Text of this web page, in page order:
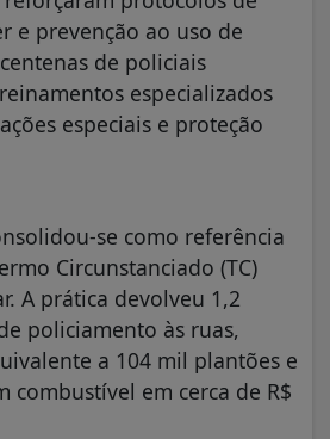
e prevenção ao uso de
de policiais
especializados
especiais e proteção
se como referência
Circunstanciado (TC)
A prática devolveu 1,2
policiamento às ruas,
a 104 mil plantões e
combustível em cerca de R$